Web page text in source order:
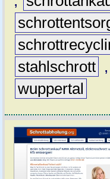
stahlschrott ,
wuppertal